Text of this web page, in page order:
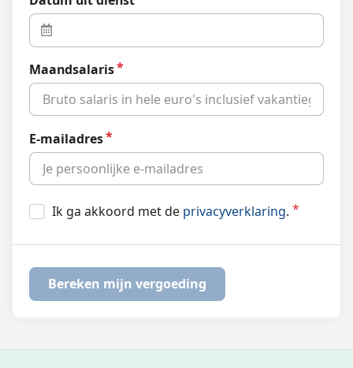
Maandsalaris
E-mailadres
Ik ga akkoord met de privacyverklaring.